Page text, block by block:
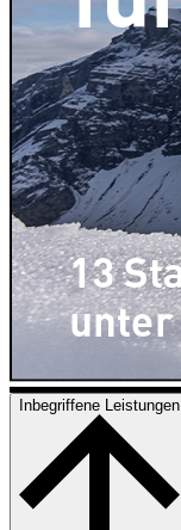
Inbegriffene Leistungen